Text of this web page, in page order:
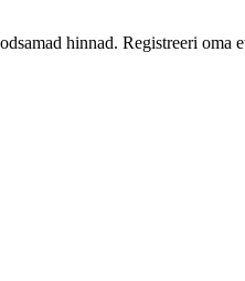
hinnad. Registreeri